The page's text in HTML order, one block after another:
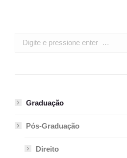
Search:
Graduação
Pós-Graduação
Direito